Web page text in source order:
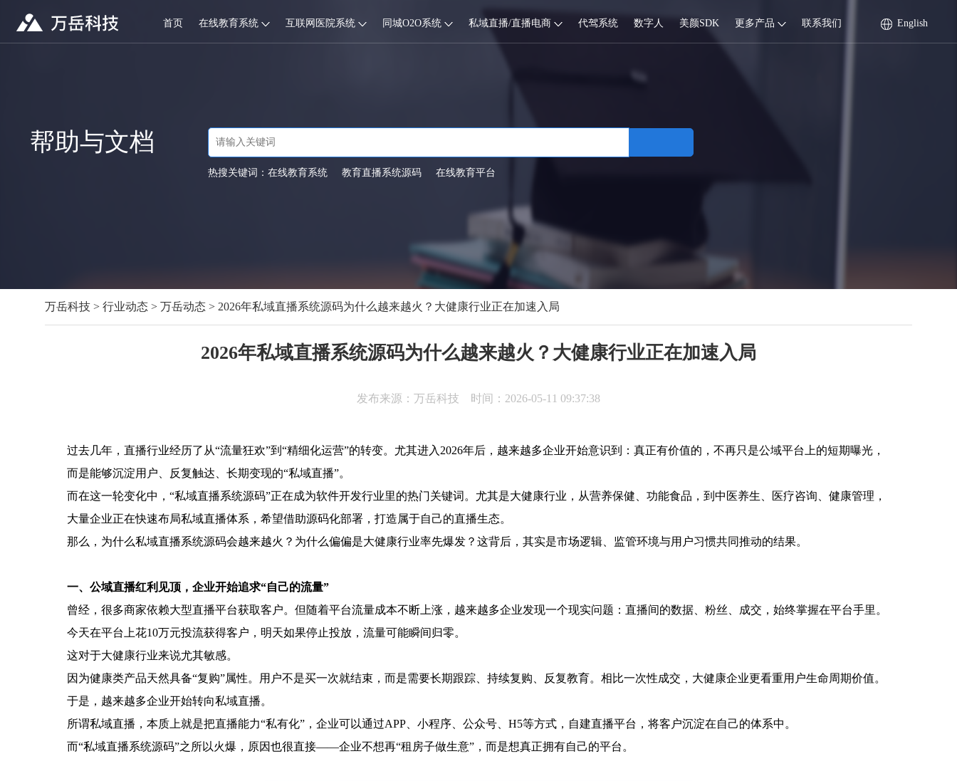
首页 在线教育系统 互联网医院系统 同城O2O系统 私域直播/直播电商 代驾系统 数字人 美颜SDK 更多产品 联系我们 English
帮助与文档
热搜关键词： 在线教育系统 教育直播系统源码 在线教育平台
万岳科技> 行业动态> 万岳动态> 2026年私域直播系统源码为什么越来越火？大健康行业正在加速入局
2026年私域直播系统源码为什么越来越火？大健康行业正在加速入局
发布来源：万岳科技 时间：2026-05-11 09:37:38
过去几年，直播行业经历了从“流量狂欢”到“精细化运营”的转变。尤其进入2026年后，越来越多企业开始意识到：真正有价值的，不再只是公域平台上的短期曝光，
而是能够沉淀用户、反复触达、长期变现的“私域直播”。
而在这一轮变化中，“私域直播系统源码”正在成为软件开发行业里的热门关键词。尤其是大健康行业，从营养保健、功能食品，到中医养生、医疗咨询、健康管理，
大量企业正在快速布局私域直播体系，希望借助源码化部署，打造属于自己的直播生态。
那么，为什么私域直播系统源码会越来越火？为什么偏偏是大健康行业率先爆发？这背后，其实是市场逻辑、监管环境与用户习惯共同推动的结果。
一、公域直播红利见顶，企业开始追求“自己的流量”
曾经，很多商家依赖大型直播平台获取客户。但随着平台流量成本不断上涨，越来越多企业发现一个现实问题：直播间的数据、粉丝、成交，始终掌握在平台手里。
今天在平台上花10万元投流获得客户，明天如果停止投放，流量可能瞬间归零。
这对于大健康行业来说尤其敏感。
因为健康类产品天然具备“复购”属性。用户不是买一次就结束，而是需要长期跟踪、持续复购、反复教育。相比一次性成交，大健康企业更看重用户生命周期价值。
于是，越来越多企业开始转向私域直播。
所谓私域直播，本质上就是把直播能力“私有化”，企业可以通过APP、小程序、公众号、H5等方式，自建直播平台，将客户沉淀在自己的体系中。
而“私域直播系统源码”之所以火爆，原因也很直接——企业不想再“租房子做生意”，而是想真正拥有自己的平台。